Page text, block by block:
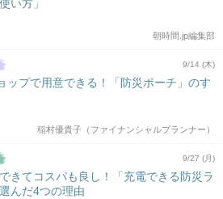
い方」
朝時間.jp編集部
9/14 (木)
ップで用意できる！「防災ポーチ」のす
稲村優貴子（ファイナンシャルプランナー）
9/27 (月)
きてコスパも良し！「充電できる防災ラ
んだ4つの理由